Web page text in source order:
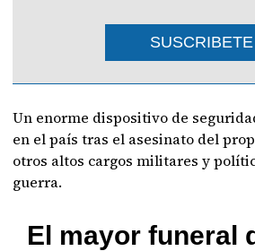
SUSCRIBETE
Un enorme dispositivo de
en el país tras el asesinato del
otros altos cargos militares y
guerra.
El mayor funeral